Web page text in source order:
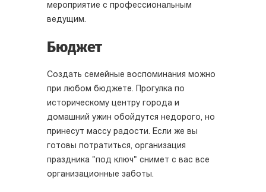
мероприятие с профессиональным
ведущим.
Бюджет
Создать семейные воспоминания можно
при любом бюджете. Прогулка по
историческому центру города и
домашний ужин обойдутся недорого, но
принесут массу радости. Если же вы
готовы потратиться, организация
праздника "под ключ" снимет с вас все
организационные заботы.